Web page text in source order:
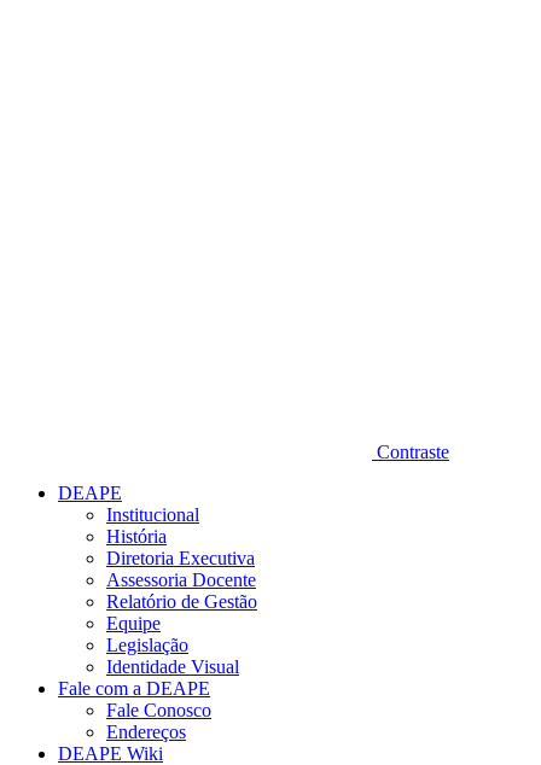
Contraste
DEAPE
Institucional
História
Diretoria Executiva
Assessoria Docente
Relatório de Gestão
Equipe
Legislação
Identidade Visual
Fale com a DEAPE
Fale Conosco
Endereços
DEAPE Wiki